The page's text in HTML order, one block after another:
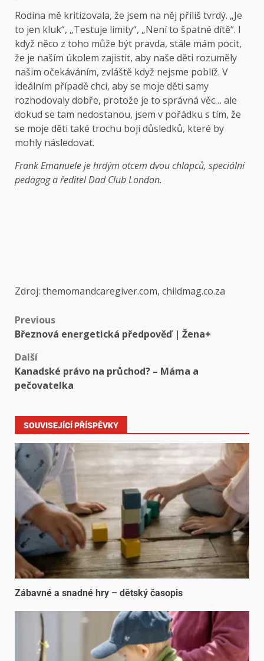
Rodina mě kritizovala, že jsem na něj příliš tvrdý. „Je
to jen kluk“, „Testuje limity“, „Není to špatné dítě“. I
když něco z toho může být pravda, stále mám pocit,
že je naším úkolem zajistit, aby naše děti rozuměly
našim očekáváním, zvláště když nejsme poblíž. V
ideálním případě chci, aby se moje děti samy
rozhodovaly dobře, protože je to správná věc… ale
dokud se tam nedostanou, jsem v pořádku s tím, že
se moje děti také trochu bojí důsledků, které by
mohly následovat.
Frank Emanuele je hrdým otcem dvou chlapců, speciální
pedagog a ředitel Dad Club London.
Zdroj: themomandcaregiver.com, childmag.co.za
Previous
Březnová energetická předpověď | Žena+
Další
Kanadské právo na průchod? – Máma a
pečovatelka
SOUVISEJÍCÍ PŘÍSPĚVKY
Zábavné a snadné hry – dětský časopis